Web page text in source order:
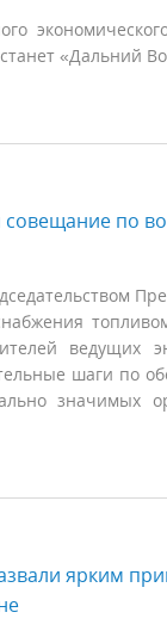
«Дальний
по
ведущих
шаги по
значимых
ярким